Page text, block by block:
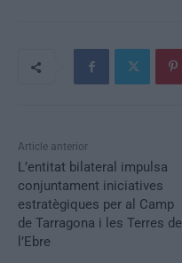
Article anterior
L’entitat bilateral impulsa
conjuntament iniciatives
estratègiques per al Camp
de Tarragona i les Terres de
l’Ebre